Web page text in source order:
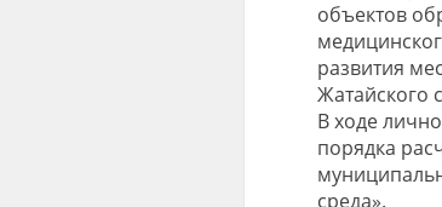
объектов
развития
Жатайского
В ходе
порядка
среда».